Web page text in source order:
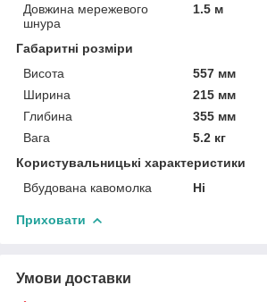
Довжина мережевого
шнура
1.5 м
Габаритні розміри
Висота
557 мм
Ширина
215 мм
Глибина
355 мм
Вага
5.2 кг
Користувальницькі характеристики
Вбудована кавомолка
Ні
Приховати
Умови доставки